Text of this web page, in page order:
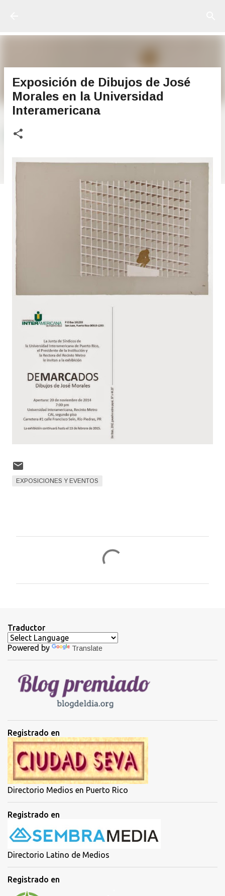
Exposición de Dibujos de José
Morales en la Universidad
Interamericana
EXPOSICIONES Y EVENTOS
a
r
o
s
Traductor
Powered by Translate
Registrado en
Directorio Medios en Puerto Rico
Registrado en
Directorio Latino de Medios
Registrado en